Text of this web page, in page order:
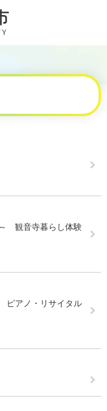
観音寺暮らし体験
アノ・リサイタル